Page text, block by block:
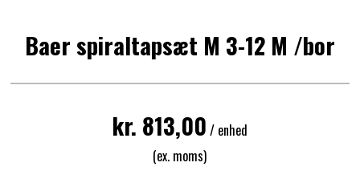
Baer spiraltapsæt M 3-12 M /bor
kr. 813,00 / enhed
(ex. moms)